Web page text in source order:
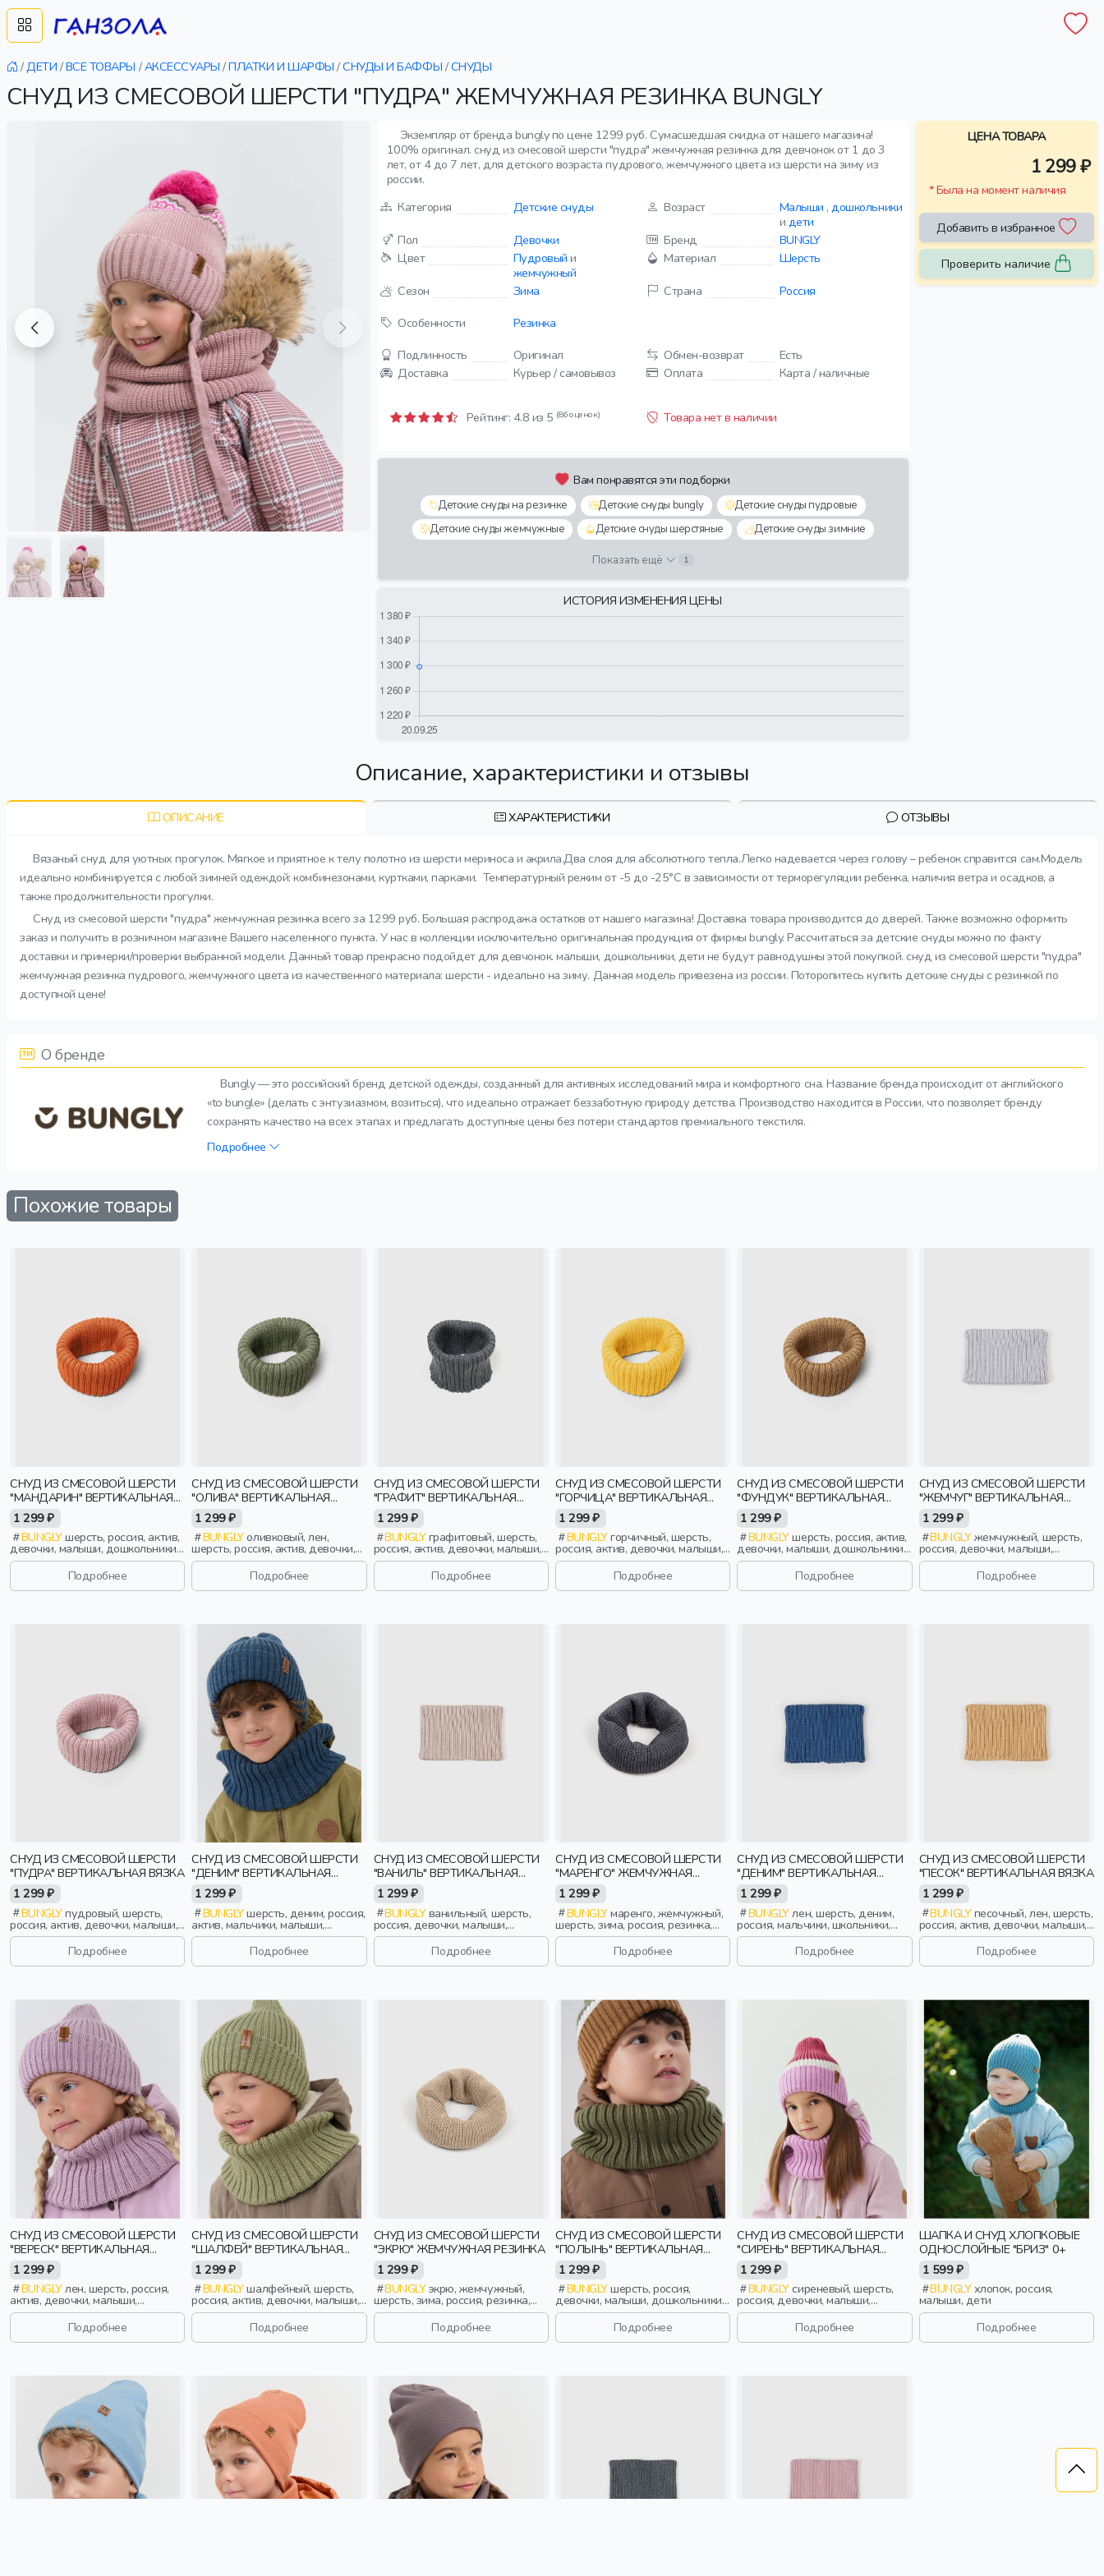
/ДЕТИ /ВСЕ ТОВАРЫ /АКСЕССУАРЫ /ПЛАТКИ И ШАРФЫ /СНУДЫ И БАФФЫ /СНУДЫ
СНУД ИЗ СМЕСОВОЙ ШЕРСТИ "ПУДРА" ЖЕМЧУЖНАЯ РЕЗИНКА BUNGLY
Экземпляр от бренда bungly по цене 1299 руб. Сумасшедшая скидка от нашего магазина!
100% оригинал. снуд из смесовой шерсти "пудра" жемчужная резинка для девчонок от 1 до 3
лет, от 4 до 7 лет, для детского возраста пудрового, жемчужного цвета из шерсти на зиму из
россии.
Категория
Детские снуды Возраст Малыши ,дошкольники
и дети
Пол
Девочки Бренд
BUNGLY
Цвет
Пудровый и
жемчужный
Материал
Шерсть
Сезон
Зима Страна
Россия
Особенности
Резинка
Подлинность
Оригинал Обмен-возврат
Есть
Доставка
Курьер / самовывоз Оплата Карта / наличные
Рейтинг: 4.8 из 5 (86 оценок) Товара нет в наличии
Вам понравятся эти подборки
Детские снуды на резинке Детские снуды bungly
Детские снуды пудровые
Детские снуды жемчужные
Детские снуды шерстяные Детские снуды зимние
Показать ещё 1
ИСТОРИЯ ИЗМЕНЕНИЯ ЦЕНЫ
ЦЕНА ТОВАРА
1 299 ₽
* Была на момент наличия
Добавить в избранное
Проверить наличие
Описание, характеристики и отзывы
ОПИСАНИЕ ХАРАКТЕРИСТИКИ ОТЗЫВЫ
Вязаный снуд для уютных прогулок. Мягкое и приятное к телу полотно из шерсти мериноса и акрила.Два слоя для абсолютного тепла.Легко надевается через голову – ребенок справится сам.Модель
идеально комбинируется с любой зимней одеждой: комбинезонами, куртками, парками. Температурный режим от -5 до -25°C в зависимости от терморегуляции ребенка, наличия ветра и осадков, а
также продолжительности прогулки.
Снуд из смесовой шерсти "пудра" жемчужная резинка всего за 1299 руб. Большая распродажа остатков от нашего магазина! Доставка товара производится до дверей. Также возможно оформить
заказ и получить в розничном магазине Вашего населенного пункта. У нас в коллекции исключительно оригинальная продукция от фирмы bungly. Рассчитаться за детские снуды можно по факту
доставки и примерки/проверки выбранной модели. Данный товар прекрасно подойдет для девчонок. малыши, дошкольники, дети не будут равнодушны этой покупкой. снуд из смесовой шерсти "пудра"
жемчужная резинка пудрового, жемчужного цвета из качественного материала: шерсти - идеально на зиму. Данная модель привезена из россии. Поторопитесь купить детские снуды с резинкой по
доступной цене!
О бренде
Bungly — это российский бренд детской одежды, созданный для активных исследований мира и комфортного сна. Название бренда происходит от английского
«to bungle» (делать с энтузиазмом, возиться), что идеально отражает беззаботную природу детства. Производство находится в России, что позволяет бренду
сохранять качество на всех этапах и предлагать доступные цены без потери стандартов премиального текстиля.
Подробнее
Похожие товары
СНУД ИЗ СМЕСОВОЙ ШЕРСТИ
"МАНДАРИН" ВЕРТИКАЛЬНАЯ
ВЯЗКА
1 299 ₽
BUNGLYшерсть, россия, актив,
девочки, малыши, дошкольники,
дети
Подробнее
СНУД ИЗ СМЕСОВОЙ ШЕРСТИ
"ОЛИВА" ВЕРТИКАЛЬНАЯ
ВЯЗКА
1 299 ₽
BUNGLYоливковый, лен,
шерсть, россия, актив, девочки,
малыши, дошкольники, дети
Подробнее
СНУД ИЗ СМЕСОВОЙ ШЕРСТИ
"ГРАФИТ" ВЕРТИКАЛЬНАЯ
ВЯЗКА
1 299 ₽
BUNGLYграфитовый, шерсть,
россия, актив, девочки, малыши,
дошкольники, дети
Подробнее
СНУД ИЗ СМЕСОВОЙ ШЕРСТИ
"ГОРЧИЦА" ВЕРТИКАЛЬНАЯ
ВЯЗКА
1 299 ₽
BUNGLYгорчичный, шерсть,
россия, актив, девочки, малыши,
дошкольники, дети
Подробнее
СНУД ИЗ СМЕСОВОЙ ШЕРСТИ
"ФУНДУК" ВЕРТИКАЛЬНАЯ
ВЯЗКА
1 299 ₽
BUNGLYшерсть, россия, актив,
девочки, малыши, дошкольники,
дети
Подробнее
СНУД ИЗ СМЕСОВОЙ ШЕРСТИ
"ЖЕМЧУГ" ВЕРТИКАЛЬНАЯ
ВЯЗКА
1 299 ₽
BUNGLYжемчужный, шерсть,
россия, девочки, малыши,
дошкольники, дети
Подробнее
СНУД ИЗ СМЕСОВОЙ ШЕРСТИ
"ПУДРА" ВЕРТИКАЛЬНАЯ ВЯЗКА
1 299 ₽
BUNGLYпудровый, шерсть,
россия, актив, девочки, малыши,
дошкольники, дети
Подробнее
СНУД ИЗ СМЕСОВОЙ ШЕРСТИ
"ДЕНИМ" ВЕРТИКАЛЬНАЯ
ВЯЗКА
1 299 ₽
BUNGLYшерсть, деним, россия,
актив, мальчики, малыши,
дошкольники, дети
Подробнее
СНУД ИЗ СМЕСОВОЙ ШЕРСТИ
"ВАНИЛЬ" ВЕРТИКАЛЬНАЯ
ВЯЗКА
1 299 ₽
BUNGLYванильный, шерсть,
россия, девочки, малыши,
дошкольники, дети
Подробнее
СНУД ИЗ СМЕСОВОЙ ШЕРСТИ
"МАРЕНГО" ЖЕМЧУЖНАЯ
РЕЗИНКА
1 299 ₽
BUNGLYмаренго, жемчужный,
шерсть, зима, россия, резинка,
девочки, малыши, дошкольники,
Подробнее
СНУД ИЗ СМЕСОВОЙ ШЕРСТИ
"ДЕНИМ" ВЕРТИКАЛЬНАЯ
ВЯЗКА
1 299 ₽
BUNGLYлен, шерсть, деним,
россия, мальчики, школьники,
подростки, дети
Подробнее
СНУД ИЗ СМЕСОВОЙ ШЕРСТИ
"ПЕСОК" ВЕРТИКАЛЬНАЯ ВЯЗКА
1 299 ₽
BUNGLYпесочный, лен, шерсть,
россия, актив, девочки, малыши,
дошкольники, дети
Подробнее
СНУД ИЗ СМЕСОВОЙ ШЕРСТИ
"ВЕРЕСК" ВЕРТИКАЛЬНАЯ
ВЯЗКА
1 299 ₽
BUNGLYлен, шерсть, россия,
актив, девочки, малыши,
дошкольники, дети
Подробнее
СНУД ИЗ СМЕСОВОЙ ШЕРСТИ
"ШАЛФЕЙ" ВЕРТИКАЛЬНАЯ
ВЯЗКА
1 299 ₽
BUNGLYшалфейный, шерсть,
россия, актив, девочки, малыши,
дошкольники, дети
Подробнее
СНУД ИЗ СМЕСОВОЙ ШЕРСТИ
"ЭКРЮ" ЖЕМЧУЖНАЯ РЕЗИНКА
1 299 ₽
BUNGLYэкрю, жемчужный,
шерсть, зима, россия, резинка,
девочки, малыши, дошкольники,
Подробнее
СНУД ИЗ СМЕСОВОЙ ШЕРСТИ
"ПОЛЫНЬ" ВЕРТИКАЛЬНАЯ
ВЯЗКА
1 299 ₽
BUNGLYшерсть, россия,
девочки, малыши, дошкольники,
дети
Подробнее
СНУД ИЗ СМЕСОВОЙ ШЕРСТИ
"СИРЕНЬ" ВЕРТИКАЛЬНАЯ
ВЯЗКА
1 299 ₽
BUNGLYсиреневый, шерсть,
россия, девочки, малыши,
дошкольники, дети
Подробнее
ШАПКА И СНУД ХЛОПКОВЫЕ
ОДНОСЛОЙНЫЕ "БРИЗ" 0+
1 599 ₽
BUNGLYхлопок, россия,
малыши, дети
Подробнее